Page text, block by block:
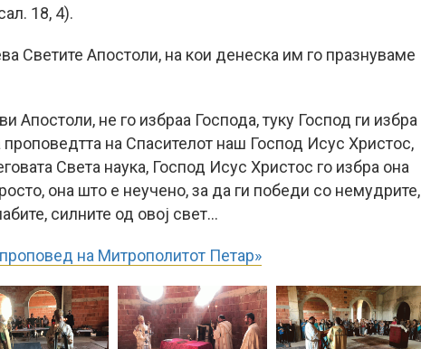
18, 4).
Светите Апостоли, на кои денеска им го празнуваме
Апостоли, не го избраа Господа, туку Господ ги избра
на Спасителот наш Господ Исус Христос,
Света наука, Господ Исус Христос го избра она
она што е неучено, за да ги победи со немудрите,
силните од овој свет…
на Митрополитот Петар»